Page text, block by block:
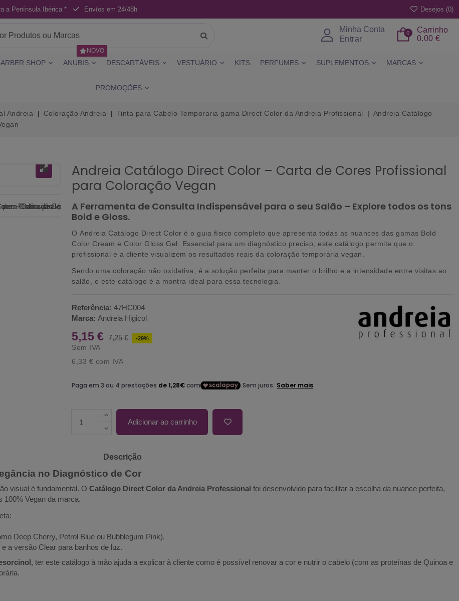
a Península Ibérica * Envíos em 24/48h Desejos (0)
Minha Conta
Entrar
Carrinho
0
0.00 €
SHOP ANUBIS
NOVO
DESCARTÁVEIS VESTUÁRIO KITS PERFUMES SUPLEMENTOS MARCAS
PROMOÇÕES
Andreia Coloração Andreia Tinta para Cabelo Temporaria gama Direct Color da Andreia Profissional
Andreia Catálogo
Andreia Catálogo Direct Color – Carta de Cores Profissional
para Coloração Vegan
A Ferramenta de Consulta Indispensável para o seu Salão – Explore todos os tons
Bold e Gloss.
OAndreia Catálogo Direct Color é o guia físico completo que apresenta todas as nuances das gamas Bold
Color Cream e Color Gloss Gel
. Essencial para um diagnóstico preciso, este catálogo permite que o
profissional e a cliente visualizem os resultados reais da coloração temporária vegan.
Sendo uma coloração não oxidativa, é a solução perfeita para manter o brilho e a intensidade entre visitas ao
salão, e este catálogo é a montra ideal para essa tecnologia.
Referência: 47HC004
Marca: Andreia Higicol
5,15 € 7,25 € -29%
Sem IVA
6,33 € com IVA
Adicionar ao carrinho
Descrição
no Diagnóstico de Cor
visual é fundamental. OCatálogo Direct Color da Andreia Professional foi desenvolvido para facilitar a escolha da nuance perfeita,
100% Vegan da marca.
Deep Cherry, Petrol Blue ou Bubblegum Pink).
a versão Clear para banhos de luz.
, ter este catálogo à mão ajuda a explicar à cliente como é possível renovar a cor e nutrir o cabelo (com as proteínas de Quinoa e